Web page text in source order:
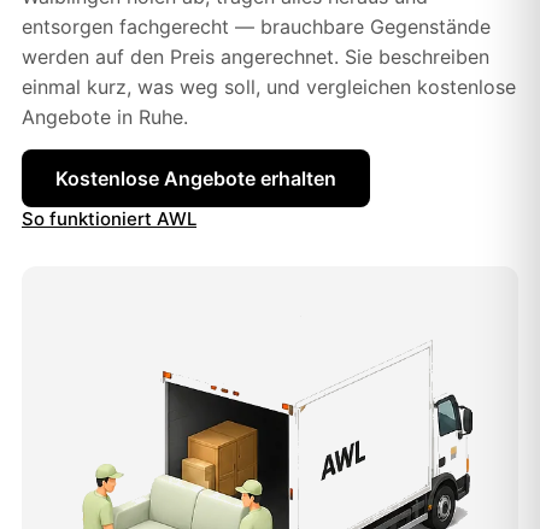
entsorgen fachgerecht — brauchbare Gegenstände
werden auf den Preis angerechnet. Sie beschreiben
einmal kurz, was weg soll, und vergleichen kostenlose
Angebote in Ruhe.
Kostenlose Angebote erhalten
So funktioniert AWL